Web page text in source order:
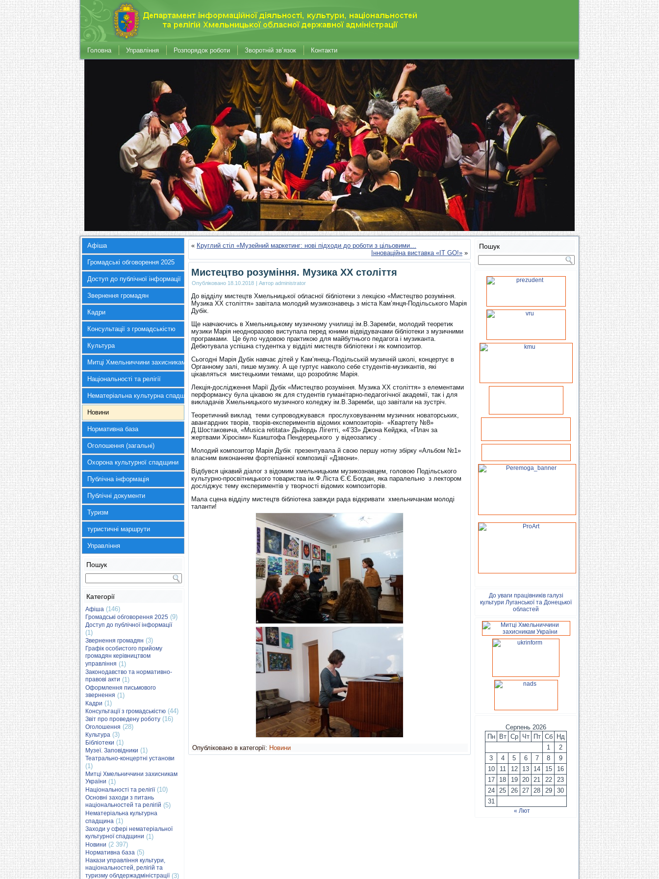
Головна Управління Розпорядок роботи Зворотній зв’язок Контакти
Афіша
Громадські обговорення 2025
Доступ до публічної інформації
Звернення громадян
Кадри
Консультації з громадськістю
Культура
Митці Хмельниччини захисникам України
Національності та релігії
Нематеріальна культурна спадщина
Новини
Нормативна база
Оголошення (загальні)
Охорона культурної спадщини
Публічна інформація
Публічні документи
Туризм
туристичні маршрути
Управління
Пошук
Категорії
Афіша (146)
Громадські обговорення 2025 (9)
Доступ до публічної інформації
(1)
Звернення громадян (3)
Графік особистого прийому
громадян керівництвом
управління (1)
Законодавство та нормативно-
правові акти (1)
Оформлення письмового
звернення (1)
Кадри (1)
Консультації з громадськістю (44)
Звіт про проведену роботу (16)
Оголошення (28)
Культура (3)
Бібліотеки (1)
Музеї. Заповідники (1)
Театрально-концертні установи
(1)
Митці Хмельниччини захисникам
України (1)
Національності та релігії(10)
Основні заходи з питань
національностей та релігій (5)
Нематеріальна культурна
спадщина (1)
Заходи у сфері нематеріальної
культурної спадщини (1)
Новини (2 397)
Нормативна база (5)
Накази управління культури,
національностей, релігій та
туризму облдержадміністрації(3)
« Круглий стіл «Музейний маркетинг: нові підходи до роботи з цільовими…
Інноваційна виставка «IT GO!» »
Мистецтво розуміння. Музика XX століття
Опубліковано 18.10.2018 | Автор administrator
До відділу мистецтв Хмельницької обласної бібліотеки з лекцією «Мистецтво розуміння.
Музика XX століття» завітала молодий музикознавець з міста Кам’янця-Подільського Марія
Дубік.
Ще навчаючись в Хмельницькому музичному училищі ім.В.Заремби, молодий теоретик
музики Марія неодноразово виступала перед юними відвідувачами бібліотеки з музичними
програмами. Це було чудовою практикою для майбутнього педагога і музиканта.
Дебютувала успішна студентка у відділі мистецтв бібліотеки і як композитор.
Сьогодні Марія Дубік навчає дітей у Кам’янець-Подільській музичній школі, концертує в
Органному залі, пише музику. А ще гуртує навколо себе студентів-музикантів, які
цікавляться мистецькими темами, що розробляє Марія.
Лекція-дослідження Марії Дубік «Мистецтво розуміння. Музика XX століття» з елементами
перформансу була цікавою як для студентів гуманітарно-педагогічної академії, так і для
викладачів Хмельницького музичного коледжу ім.В.Заремби, що завітали на зустріч.
Теоретичний виклад теми супроводжувався прослуховуванням музичних новаторських,
авангардних творів, творів-експериментів відомих композиторів- «Квартету №8»
Д.Шостаковича, «Musica retitata» Дьйордь Лігетті, «4’33» Джона Кейджа, «Плач за
жертвами Хіросіми» Кшиштофа Пендерецького у відеозапису .
Молодий композитор Марія Дубік презентувала й свою першу нотну збірку «Альбом №1»
власним виконанням фортепіанної композиції «Дзвони».
Відбувся цікавий діалог з відомим хмельницьким музикознавцем, головою Подільського
культурно-просвітницького товариства ім.Ф.Ліста Є.Є.Богдан, яка паралельно з лектором
досліджує тему експериментів у творчості відомих композиторів.
Мала сцена відділу мистецтв бібліотека завжди рада відкривати хмельничанам молоді
таланти!
Опубліковано в категорії: Новини
Пошук
До уваги працівників галузі
культури Луганської та Донецької
областей
Серпень 2026
Пн
Вт Ср Чт Пт Сб
Нд
1
2
3
4 5 6 7 8
9
10
11 12 13 14 15
16
17
18 19 20 21 22
23
24
25 26 27 28 29
30
31
« Лют